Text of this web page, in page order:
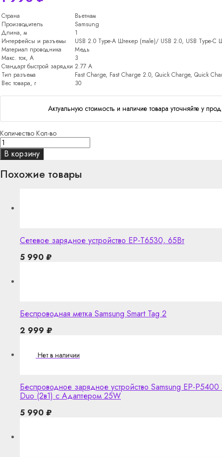
Страна
Вьетнам
Производитель
Samsung
Длина, м
1
Интерфейсы и разъемы
USB 2.0 Type-A Штекер (male)/ USB 2.0, USB Type-C
Материал проводника
Медь
Макс. ток, А
3
Стандарт быстрой зарядки 2.77 A
Тип разъема
Fast Charge, Fast Charge 2.0, Quick Charge, Quick
Вес товара, г
30
Актуальную стоимость и наличие товара уточняйте у
Количество Кол-во
В корзину
Похожие товары
Сетевое зарядное устройство EP-T6530, 65Вт
5 990 ₽
Беспроводная метка Samsung Smart Tag 2
2 999 ₽
Беспроводное зарядное устройство Samsung EP-
Duo (2в1) с Адаптером 25W
5 990 ₽